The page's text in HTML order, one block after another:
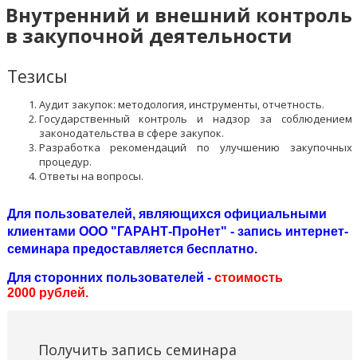
Внутренний и внешний контроль
в закупочной деятельности
Тезисы
Аудит закупок: методология, инструменты, отчетность.
Государственный контроль и надзор за соблюдением
законодательства в сфере закупок.
Разработка рекомендаций по улучшению закупочных
процедур.
Ответы на вопросы.
Для пользователей, являющихся официальными
клиентами ООО "ГАРАНТ-ПроНет" - запись интернет-
семинара предоставляется бесплатно.
Для сторонних пользователей - стоимость
2000 рублей.
Получить запись семинара